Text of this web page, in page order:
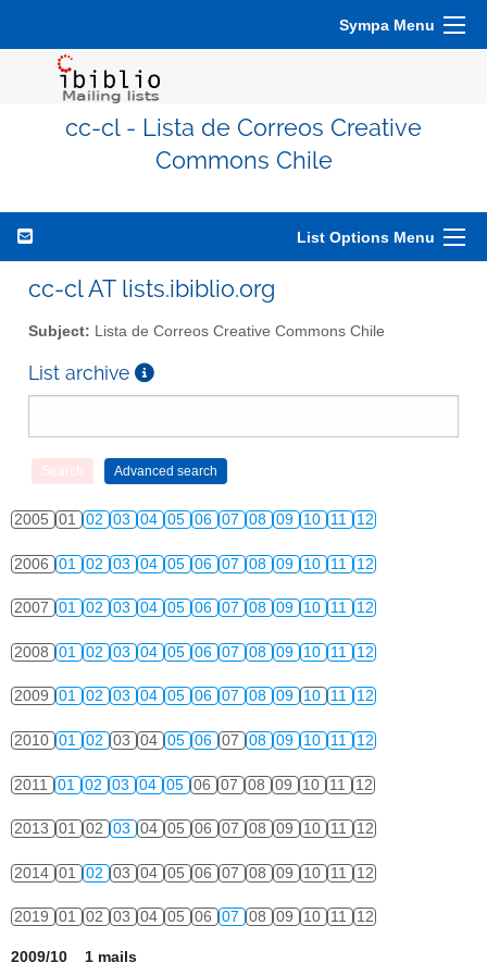
Sympa Menu
cc-cl - Lista de Correos Creative
Commons Chile
List Options Menu
cc-cl AT lists.ibiblio.org
Subject: Lista de Correos Creative Commons Chile
List archive
2005 01 02 03 04 05 06 07 08 09 10 11 12
2006 01 02 03 04 05 06 07 08 09 10 11 12
2007 01 02 03 04 05 06 07 08 09 10 11 12
2008 01 02 03 04 05 06 07 08 09 10 11 12
2009 01 02 03 04 05 06 07 08 09 10 11 12
2010 01 02 03 04 05 06 07 08 09 10 11 12
2011 01 02 03 04 05 06 07 08 09 10 11 12
2013 01 02 03 04 05 06 07 08 09 10 11 12
2014 01 02 03 04 05 06 07 08 09 10 11 12
2019 01 02 03 04 05 06 07 08 09 10 11 12
2009/10 1 mails